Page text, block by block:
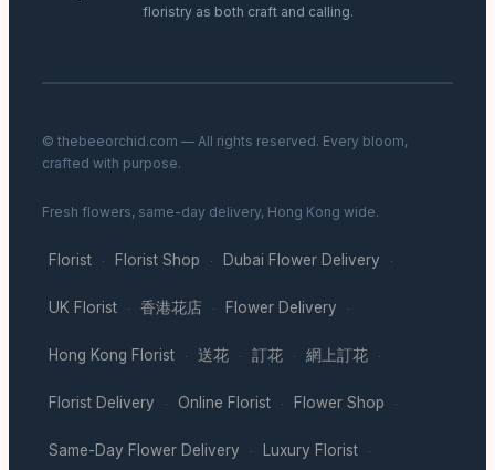
floristry as both craft and calling.
© thebeeorchid.com — All rights reserved. Every bloom,
crafted with purpose.
Fresh flowers, same-day delivery, Hong Kong wide.
Florist · Florist Shop · Dubai Flower Delivery ·
UK Florist · 香港花店 · Flower Delivery ·
Hong Kong Florist · 送花 · 訂花 · 網上訂花 ·
Florist Delivery · Online Florist · Flower Shop ·
Same-Day Flower Delivery · Luxury Florist ·